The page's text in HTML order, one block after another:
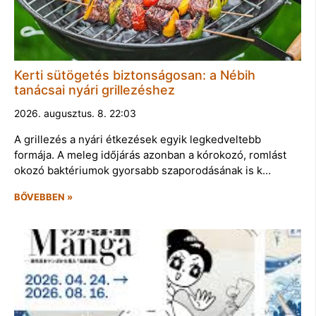
Kerti sütögetés biztonságosan: a Nébih
tanácsai nyári grillezéshez
2026. augusztus. 8. 22:03
A grillezés a nyári étkezések egyik legkedveltebb
formája. A meleg időjárás azonban a kórokozó, romlást
okozó baktériumok gyorsabb szaporodásának is k…
BŐVEBBEN »